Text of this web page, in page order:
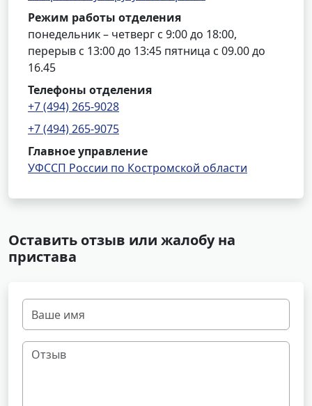
Режим работы отделения
понедельник – четверг с 9:00 до 18:00,
перерыв с 13:00 до 13:45 пятница с 09.00 до
16.45
Телефоны отделения
+7 (494) 265-9028
+7 (494) 265-9075
Главное управление
УФССП России по Костромской области
Оставить отзыв или жалобу на
пристава